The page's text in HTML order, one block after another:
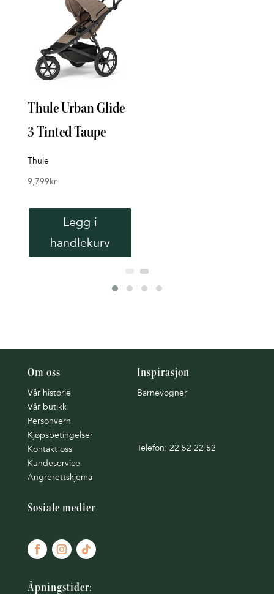
Thule Urban Glide
3 Tinted Taupe
Thule
9,799kr
Legg i
handlekurv
Om oss
Vår historie
Vår butikk
Personvern
Kjøpsbetingelser
Kontakt oss
Kundeservice
Angrerettskjema
Inspirasjon
Barnevogner
Telefon: 22 52 22 52
Sosiale medier
Åpningstider: